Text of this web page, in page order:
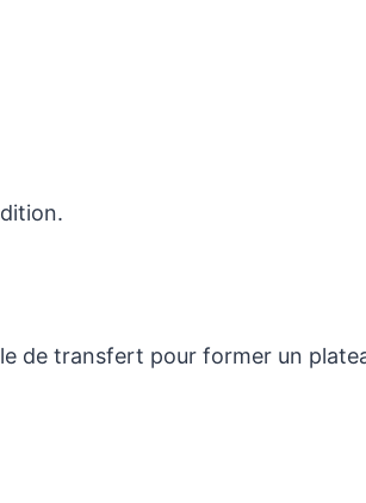
de transfert pour former un